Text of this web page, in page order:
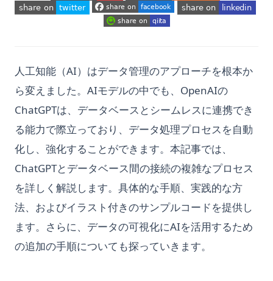
(opens in a new tab)(opens in a new tab)
(opens in a new tab)(opens in a new tab)
人工知能（AI）はデータ管理のアプローチを根本か
ら変えました。AIモデルの中でも、OpenAIの
ChatGPTは、データベースとシームレスに連携でき
る能力で際立っており、データ処理プロセスを自動
化し、強化することができます。本記事では、
ChatGPTとデータベース間の接続の複雑なプロセス
を詳しく解説します。具体的な手順、実践的な方
法、およびイラスト付きのサンプルコードを提供し
ます。さらに、データの可視化にAIを活用するため
の追加の手順についても探っていきます。